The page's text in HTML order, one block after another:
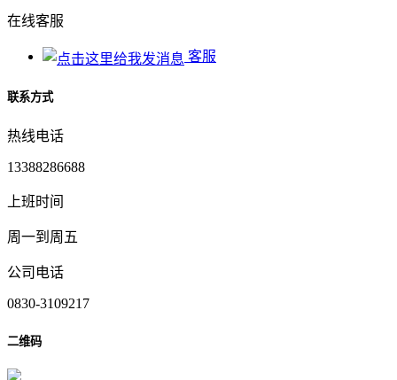
在线客服
客服
联系方式
热线电话
13388286688
上班时间
周一到周五
公司电话
0830-3109217
二维码